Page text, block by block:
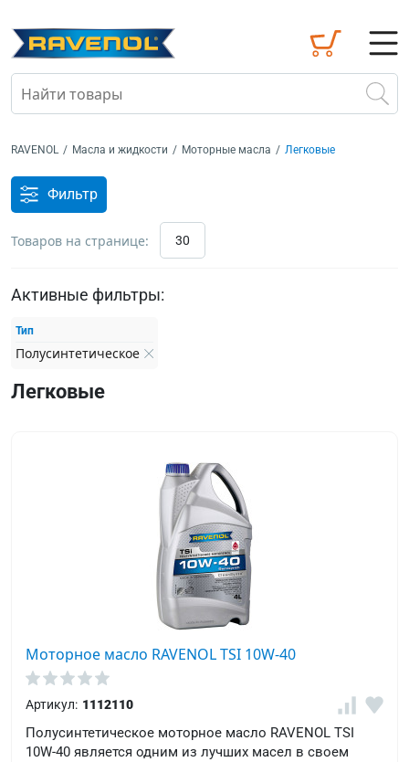
RAVENOL / Масла и жидкости / Моторные масла / Легковые
Фильтр
Товаров на странице: 30
Активные фильтры:
Тип
Полусинтетическое
Легковые
Моторное масло RAVENOL TSI 10W-40
Артикул: 1112110
Полусинтетическое моторное масло RAVENOL TSI
10W-40 является одним из лучших масел в своем